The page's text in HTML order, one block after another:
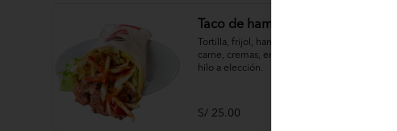
Taco de hamburguesa
Tortilla, frijol, hamburguesa de
carne, cremas, ensaladas, papas al
hilo a elección.
S/ 25.00